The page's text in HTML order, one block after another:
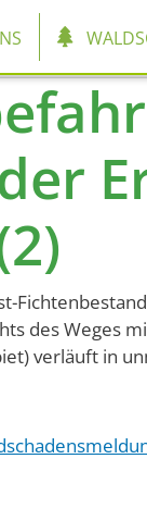
des Weges
verläuft in